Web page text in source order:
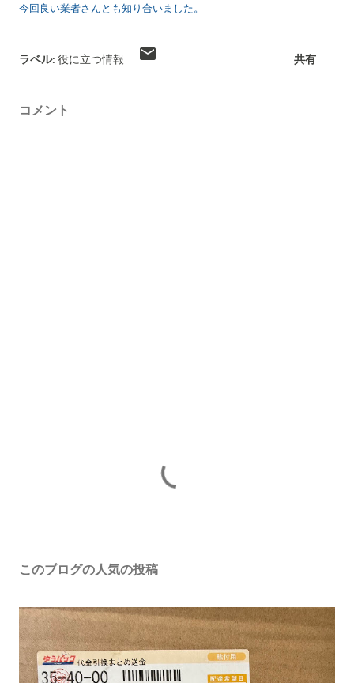
今回良い業者さんとも知り合いました。
ラベル: 役に立つ情報 共有
コメント
このブログの人気の投稿